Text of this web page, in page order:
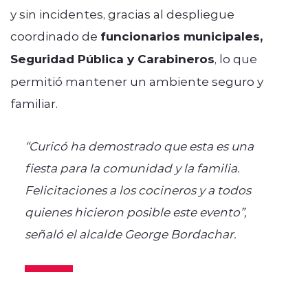
y sin incidentes, gracias al despliegue
coordinado de funcionarios municipales,
Seguridad Pública y Carabineros, lo que
permitió mantener un ambiente seguro y
familiar.
“Curicó ha demostrado que esta es una
fiesta para la comunidad y la familia.
Felicitaciones a los cocineros y a todos
quienes hicieron posible este evento”,
señaló el alcalde George Bordachar.